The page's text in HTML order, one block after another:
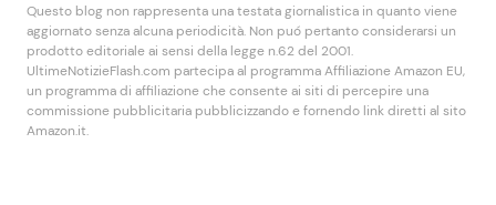
Questo blog non rappresenta una testata giornalistica in quanto viene
aggiornato senza alcuna periodicità. Non puó pertanto considerarsi un
prodotto editoriale ai sensi della legge n.62 del 2001.
UltimeNotizieFlash.com partecipa al programma Affiliazione Amazon EU,
un programma di affiliazione che consente ai siti di percepire una
commissione pubblicitaria pubblicizzando e fornendo link diretti al sito
Amazon.it.